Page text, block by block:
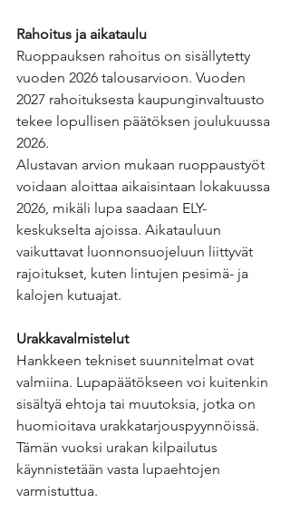
Rahoitus ja aikataulu
Ruoppauksen rahoitus on sisällytetty
vuoden 2026 talousarvioon. Vuoden
2027 rahoituksesta kaupunginvaltuusto
tekee lopullisen päätöksen joulukuussa
2026.
Alustavan arvion mukaan ruoppaustyöt
voidaan aloittaa aikaisintaan lokakuussa
2026, mikäli lupa saadaan ELY-
keskukselta ajoissa. Aikatauluun
vaikuttavat luonnonsuojeluun liittyvät
rajoitukset, kuten lintujen pesimä- ja
kalojen kutuajat.
Urakkavalmistelut
Hankkeen tekniset suunnitelmat ovat
valmiina. Lupapäätökseen voi kuitenkin
sisältyä ehtoja tai muutoksia, jotka on
huomioitava urakkatarjouspyynnöissä.
Tämän vuoksi urakan kilpailutus
käynnistetään vasta lupaehtojen
varmistuttua.